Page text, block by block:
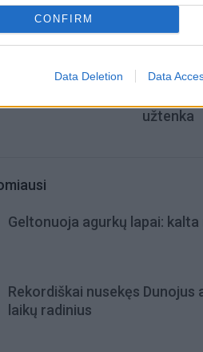
CONFIRM
Data Deletion Data
grįžusi Karina
Jūros
užtenka
Geltonuoja agurkų lapai:
Rekordiškai nusekęs
laikų radinius